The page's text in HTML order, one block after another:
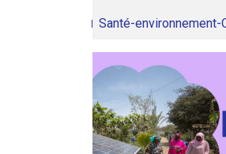
Santé-